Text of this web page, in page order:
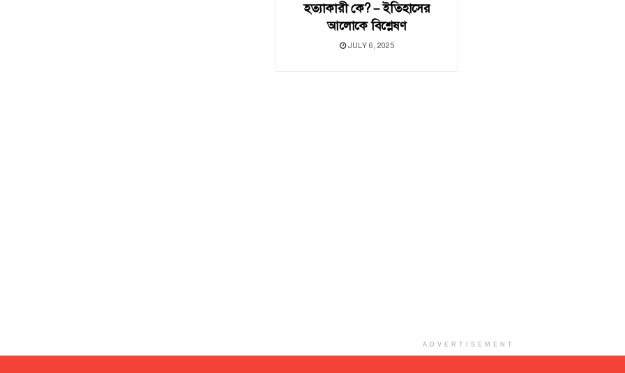
হত্যাকারী কে? – ইতিহাসের
আলোকে বিশ্লেষণ
JULY 6, 2025
ADVERTISEMENT